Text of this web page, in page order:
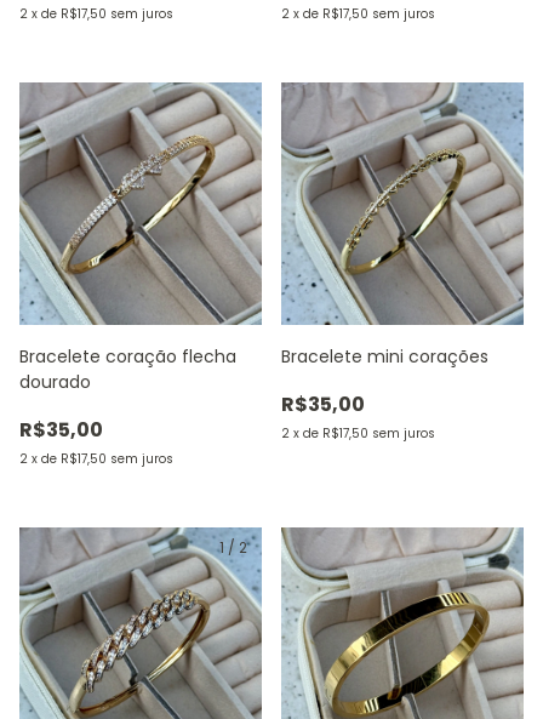
2 x de R$17,50 sem juros 2 x de R$17,50 sem juros
Bracelete coração flecha
dourado
R$35,00
2 x de R$17,50 sem juros
Bracelete mini corações
R$35,00
2 x de R$17,50 sem juros
1 / 2